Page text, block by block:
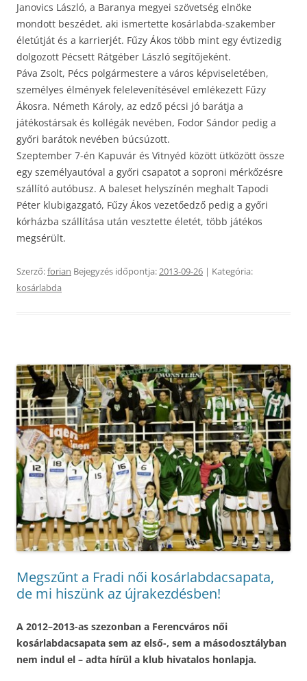
Janovics László, a Baranya megyei szövetség elnöke
mondott beszédet, aki ismertette kosárlabda-szakember
életútját és a karrierjét. Fűzy Ákos több mint egy évtizedig
dolgozott Pécsett Rátgéber László segítőjeként.
Páva Zsolt, Pécs polgármestere a város képviseletében,
személyes élmények felelevenítésével emlékezett Fűzy
Ákosra. Németh Károly, az edző pécsi jó barátja a
játékostársak és kollégák nevében, Fodor Sándor pedig a
győri barátok nevében búcsúzott.
Szeptember 7-én Kapuvár és Vitnyéd között ütközött össze
egy személyautóval a győri csapatot a soproni mérkőzésre
szállító autóbusz. A baleset helyszínén meghalt Tapodi
Péter klubigazgató, Fűzy Ákos vezetőedző pedig a győri
kórházba szállítása után vesztette életét, több játékos
megsérült.
Szerző:forian Bejegyzés időpontja:2013-09-26 | Kategória:
kosárlabda
Megszűnt a Fradi női kosárlabdacsapata,
de mi hiszünk az újrakezdésben!
A 2012–2013-as szezonban a Ferencváros női
kosárlabdacsapata sem az első-, sem a másodosztályban
nem indul el – adta hírül a klub hivatalos honlapja.